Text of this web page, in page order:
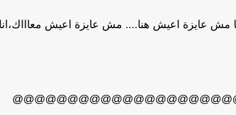
مش عايزة اعيش هنا.... مش عايزة اعيش معاااك،انا